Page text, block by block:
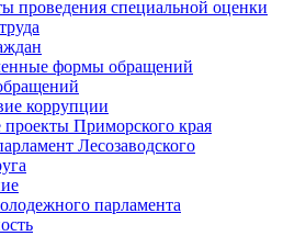
проведения специальной оценки
формы обращений
коррупции
Приморского края
Лесозаводского
парламента